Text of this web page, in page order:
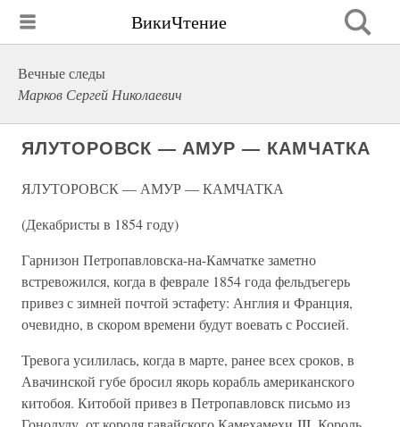
ВикиЧтение
Вечные следы
Марков Сергей Николаевич
ЯЛУТОРОВСК — АМУР — КАМЧАТКА
ЯЛУТОРОВСК — АМУР — КАМЧАТКА
(Декабристы в 1854 году)
Гарнизон Петропавловска-на-Камчатке заметно
встревожился, когда в феврале 1854 года фельдъегерь
привез с зимней почтой эстафету: Англия и Франция,
очевидно, в скором времени будут воевать с Россией.
Тревога усилилась, когда в марте, ранее всех сроков, в
Авачинской губе бросил якорь корабль американского
китобоя. Китобой привез в Петропавловск письмо из